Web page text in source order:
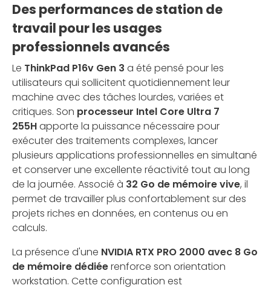
Des performances de station de
travail pour les usages
professionnels avancés
Le ThinkPad P16v Gen 3 a été pensé pour les
utilisateurs qui sollicitent quotidiennement leur
machine avec des tâches lourdes, variées et
critiques. Son processeur Intel Core Ultra 7
255Happorte la puissance nécessaire pour
exécuter des traitements complexes, lancer
plusieurs applications professionnelles en simultané
et conserver une excellente réactivité tout au long
de la journée. Associé à 32 Go de mémoire vive, il
permet de travailler plus confortablement sur des
projets riches en données, en contenus ou en
calculs.
La présence d'une NVIDIA RTX PRO 2000 avec 8 Go
de mémoire dédiéerenforce son orientation
workstation. Cette configuration est